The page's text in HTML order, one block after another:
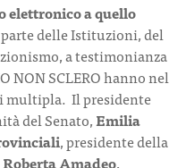
elettronico a quello
delle Istituzioni, del
a testimonianza
NON SCLERO hanno nel
multipla. Il presidente
del Senato,Emilia
, presidente della
Roberta Amadeo,